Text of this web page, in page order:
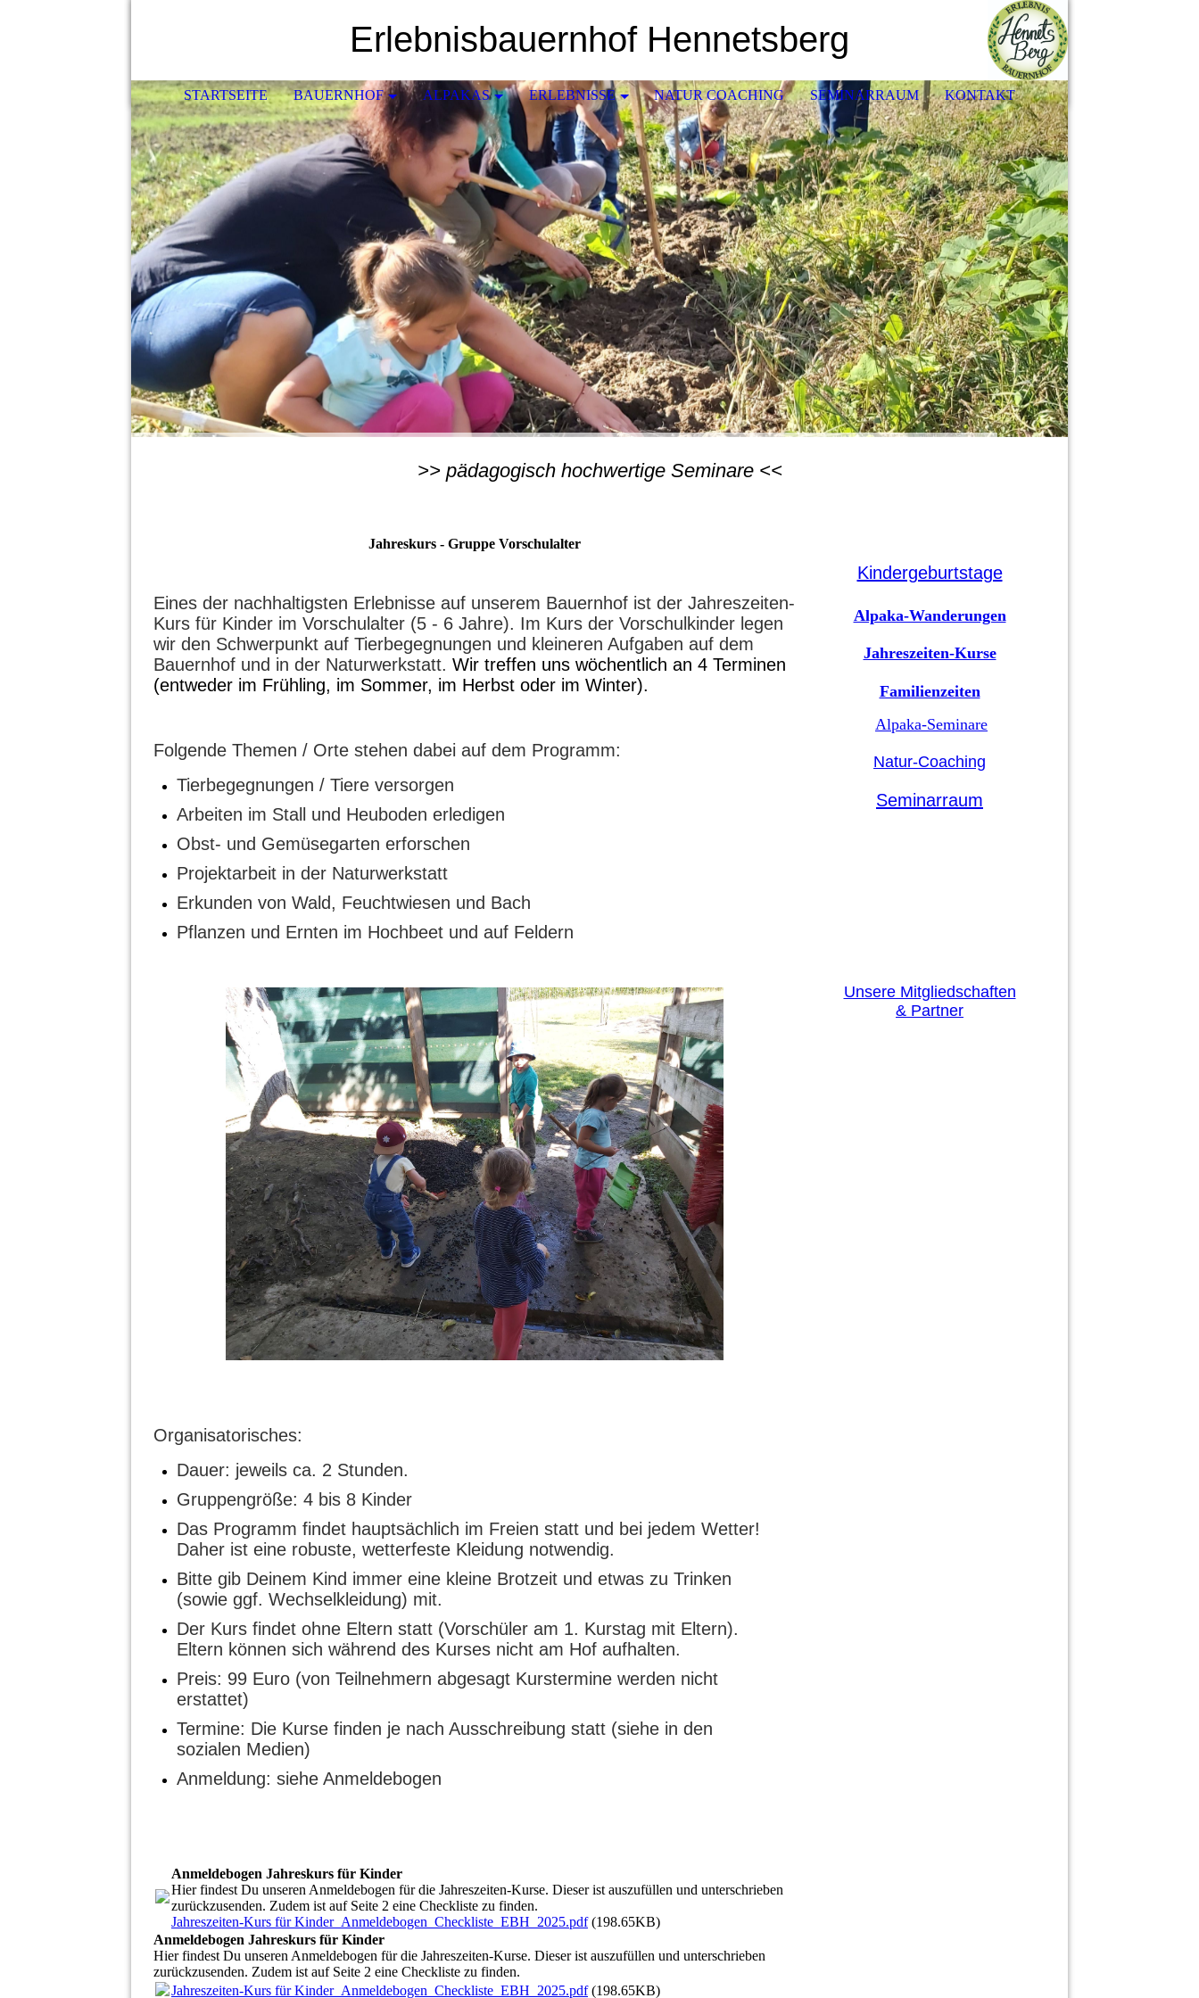
Erlebnisbauernhof Hennetsberg
STARTSEITE BAUERNHOF ALPAKAS ERLEBNISSE NATUR COACHING SEMINARRAUM KONTAKT
>> pädagogisch hochwertige Seminare <<
Jahreskurs - Gruppe Vorschulalter
Eines der nachhaltigsten Erlebnisse auf unserem Bauernhof ist der Jahreszeiten-
Kurs für Kinder im Vorschulalter (5 - 6 Jahre). Im Kurs der Vorschulkinder legen
wir den Schwerpunkt auf Tierbegegnungen und kleineren Aufgaben auf dem
Bauernhof und in der Naturwerkstatt. Wir treffen uns wöchentlich an 4 Terminen
(entweder im Frühling, im Sommer, im Herbst oder im Winter).
Folgende Themen / Orte stehen dabei auf dem Programm:
Tierbegegnungen / Tiere versorgen
Arbeiten im Stall und Heuboden erledigen
Obst- und Gemüsegarten erforschen
Projektarbeit in der Naturwerkstatt
Erkunden von Wald, Feuchtwiesen und Bach
Pflanzen und Ernten im Hochbeet und auf Feldern
Organisatorisches:
Dauer: jeweils ca. 2 Stunden.
Gruppengröße: 4 bis 8 Kinder
Das Programm findet hauptsächlich im Freien statt und bei jedem Wetter!
Daher ist eine robuste, wetterfeste Kleidung notwendig.
Bitte gib Deinem Kind immer eine kleine Brotzeit und etwas zu Trinken
(sowie ggf. Wechselkleidung) mit.
Der Kurs findet ohne Eltern statt (Vorschüler am 1. Kurstag mit Eltern).
Eltern können sich während des Kurses nicht am Hof aufhalten.
Preis: 99 Euro (von Teilnehmern abgesagt Kurstermine werden nicht
erstattet)
Termine: Die Kurse finden je nach Ausschreibung statt (siehe in den
sozialen Medien)
Anmeldung: siehe Anmeldebogen
Anmeldebogen Jahreskurs für Kinder
Hier findest Du unseren Anmeldebogen für die Jahreszeiten-Kurse. Dieser ist auszufüllen und unterschrieben
zurückzusenden. Zudem ist auf Seite 2 eine Checkliste zu finden.
Jahreszeiten-Kurs für Kinder_Anmeldebogen_Checkliste_EBH_2025.pdf(198.65KB)
Anmeldebogen Jahreskurs für Kinder
Hier findest Du unseren Anmeldebogen für die Jahreszeiten-Kurse. Dieser ist auszufüllen und unterschrieben
zurückzusenden. Zudem ist auf Seite 2 eine Checkliste zu finden.
Jahreszeiten-Kurs für Kinder_Anmeldebogen_Checkliste_EBH_2025.pdf(198.65KB)
Kindergeburtstage
Alpaka-Wanderungen
Jahreszeiten-Kurse
Familienzeiten
Alpaka-Seminare
Natur-Coaching
Seminarraum
Unsere Mitgliedschaften
& Partner